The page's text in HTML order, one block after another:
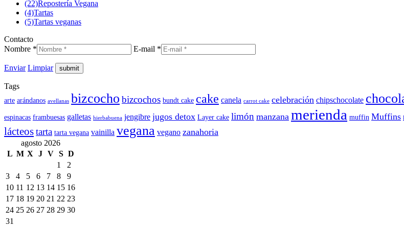
(22)Repostería Vegana
(4)Tartas
(5)Tartas veganas
Contacto
Nombre *
E-mail *
Enviar Limpiar
Tags
arte arándanos avellanas bizcocho bizcochos bundt cake cake canela carrot cake celebración chipschocolate
espinacas frambuesas galletas hierbabuena jengibre jugos detox Layer cake limón manzana merienda muffin Muffins
lácteostarta tarta vegana vainilla vegana vegano zanahoria
agosto 2026
L M X J V S D
1
2
3
4 5 6 7 8
9
10 11 12 13 14 15 16
17 18 19 20 21 22 23
24 25 26 27 28 29 30
31